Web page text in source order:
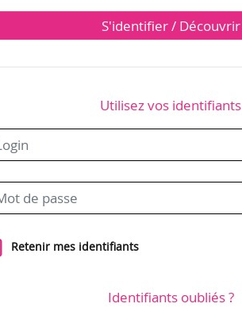
S'identifier / Découvrir
Utilisez vos identifiants
Retenir mes identifiants
Identifiants oubliés ?